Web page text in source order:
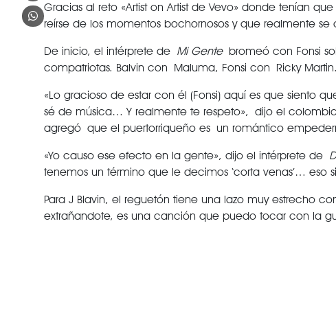
Gracias al reto «Artist on Artist de Vevo» donde tenían
reírse de los momentos bochornosos y que realmente
De inicio, el intérprete de Mi Gentebromeó con Fonsi
compatriotas. Balvin con Maluma, Fonsi con Ricky
«Lo gracioso de estar con él (Fonsi) aquí es que siento
sé de música… Y realmente te respeto», dijo el
agregó que el puertorriqueño es un romántico
«Yo causo ese efecto en la gente», dijo el intérprete de
tenemos un término que le decimos ‘corta venas’… eso
Para J Blavin, el reguetón tiene una lazo muy estrecho
extrañandote, es una canción que puedo tocar con la